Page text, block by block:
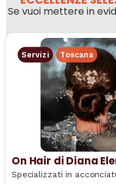
Se vuoi mettere in
Servizi Toscana
On Hair di Diana
Specializzati in